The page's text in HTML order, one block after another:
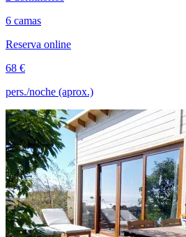
6 camas
Reserva online
68 €
pers./noche (aprox.)